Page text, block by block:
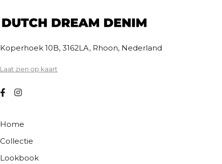
Koperhoek 10B, 3162LA, Rhoon, Nederland
Laat zien op kaart
Home
Collectie
Lookbook